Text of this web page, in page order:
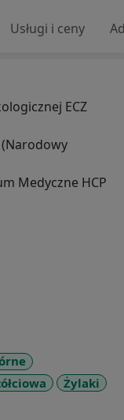
Usługi i ceny
ECZ
Medyczne HCP
i
- przepukliny,
tłuszczaki,
metodami
Żylaki